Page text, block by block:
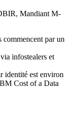
Mandiant M-
commencent par un
infostealers et
identité est environ
Cost of a Data